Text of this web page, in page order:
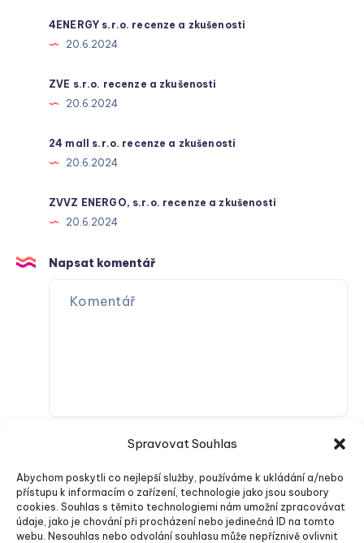
Spravovat Souhlas
Abychom poskytli co nejlepší služby, používáme k ukládání a/nebo
přístupu k informacím o zařízení, technologie jako jsou soubory
cookies. Souhlas s těmito technologiemi nám umožní zpracovávat
údaje, jako je chování při procházení nebo jedinečná ID na tomto
webu. Nesouhlas nebo odvolání souhlasu může nepříznivě ovlivnit
4ENERGY s.r.o. recenze a zkušenosti
20.6.2024
ZVE s.r.o. recenze a zkušenosti
20.6.2024
24 mall s.r.o. recenze a zkušenosti
20.6.2024
ZVVZ ENERGO, s.r.o. recenze a zkušenosti
20.6.2024
Napsat komentář